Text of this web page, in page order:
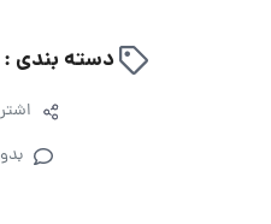
دسته بندی :